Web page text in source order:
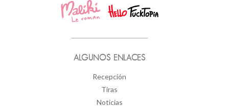
ALGUNOS ENLACES
Recepción
Tiras
Noticias